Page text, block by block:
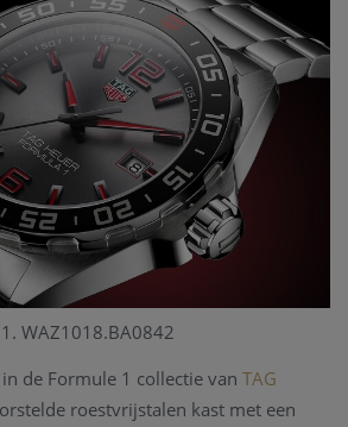
WAZ1018.BA0842
de Formule 1 collectie van TAG
roestvrijstalen kast met een